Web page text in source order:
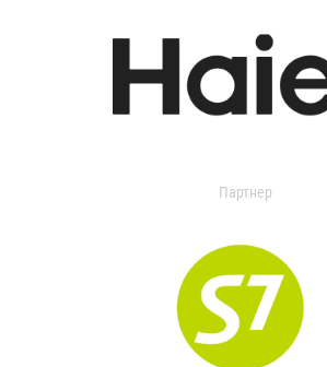
Партнер